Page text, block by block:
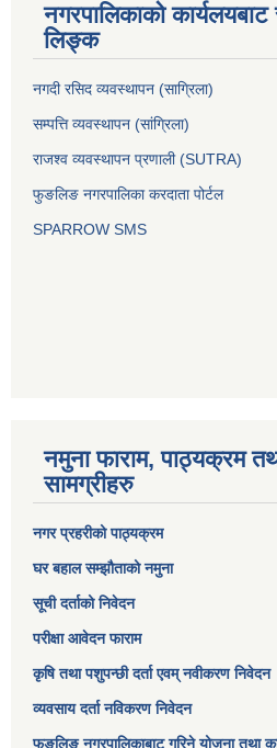
नगरपालिकाको
लिङ्क
नगदी रसिद व्यवस्थापन (साग्रिला)
सम्पत्ति व्यवस्थापन (सांग्रिला)
राजश्व व्यवस्थापन प्रणाली (SUTRA)
फुङलिङ नगरपालिका करदाता पोर्टल
SPARROW SMS
नमुना फाराम, पाठ्यक्रम
सामग्रीहरु
नगर प्रहरीको पाठ्यक्रम
घर बहाल सम्झौताको नमुना
सूची दर्ताको निवेदन
परीक्षा आवेदन फाराम
कृषि तथा पशुपन्छी दर्ता एवम् नवीकरण निवेदन
व्यवसाय दर्ता नविकरण निवेदन
फुङलिङ नगरपालिकाबाट गरिने योजना तथा